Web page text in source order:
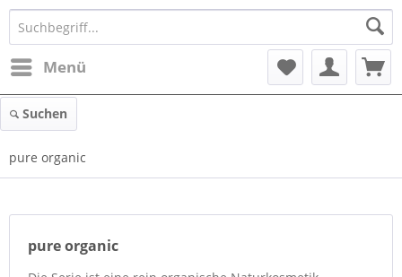
Menü
Suchen
pure organic
pure organic